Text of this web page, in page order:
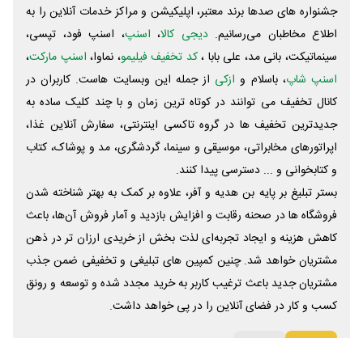
جشنواره های صدها برند معتبر، اپلیکیشن و مراکز خدمات آنلاین را به
اطلاع مخاطبان می‌رسانیم. دیجی کالا، اسنپ، اسنپ فود، تپسی،
سینماتیکت، بانی مد، علی‌ بابا ،کد تخفیف فیلیمو، نماوا، اسنپ مارکت،
اسنپ شاپ، باسلام و ازکی از جمله این وبسایت ‌هاست. کاربران در
کانال تخفیف می توانند در کوتاه ترین زمان و با چند کلیک ساده به
جدیدترین تخفیف ها در گروه تاکسی اینترنتی، سفارش آنلاین غذا،
اپراتورهای مخابراتی، موسیقی و سینما، گردشگری، مد و پوشاک، کتاب
و کتابخوانی و ... دسترسی پیدا کنند.
بستر تبلیغ بر پایه بن هدیه و آفر، علاوه بر کمک به بهتر شناخته شدن
فروشگاه ها در صحنه رقابت و افزایش بازدید و آمار فروش آن‌ها، باعث
کاهش هزینه و ایجاد تجربه‌ای لذت بخش از خریدی ارزان تر در ذهن
مشتریان خواهد شد. چنین کمپین های تبلیغی و تخفیفی ضمن جذب
مشتریان جدید باعث ترغیب کاربر به خرید مجدد شده و توسعه و رونق
کسب و کار در فضای آنلاین را در پی خواهد داشت.